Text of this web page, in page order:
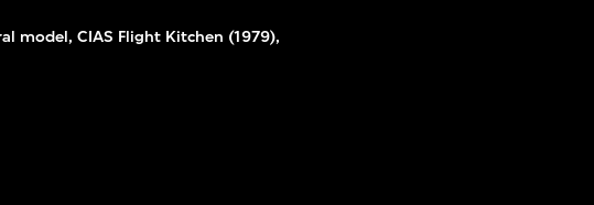
model, CIAS Flight Kitchen (1979),